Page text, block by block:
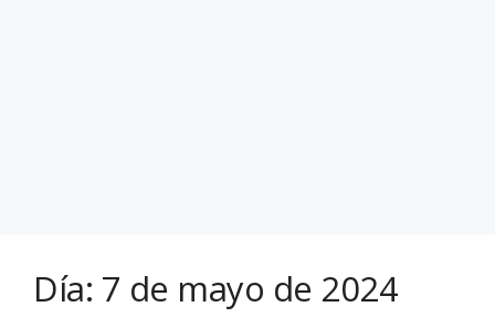
Día: 7 de mayo de 2024